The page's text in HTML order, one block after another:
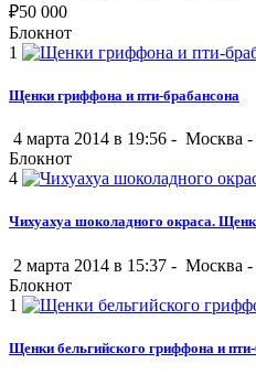
₽50 000
Блокнот
1
Щенки гриффона и пти-брабансона
4 марта 2014 в 19:56 - Москва -
Блокнот
4
Чихуахуа шоколадного окраса.
2 марта 2014 в 15:37 - Москва -
Блокнот
1
Щенки бельгийского гриффона и